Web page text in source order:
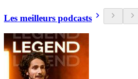
Les meilleurs podcasts